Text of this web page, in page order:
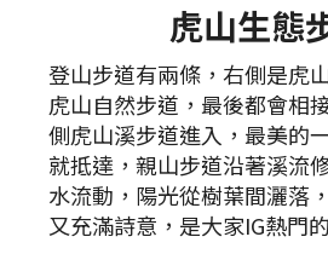
虎山生態
登山步道有兩條，右側是虎
虎山自然步道，最後都會相
側虎山溪步道進入，最美的
就抵達，親山步道沿著溪流
水流動，陽光從樹葉間灑落
又充滿詩意，是大家IG熱門